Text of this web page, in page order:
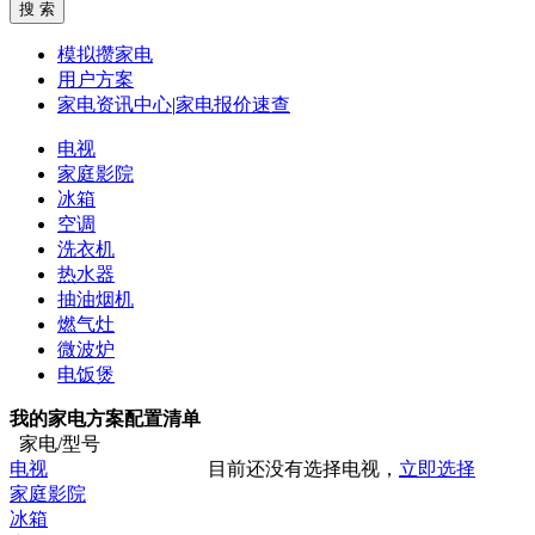
模拟攒家电
用户方案
家电资讯中心|家电报价速查
电视
家庭影院
冰箱
空调
洗衣机
热水器
抽油烟机
燃气灶
微波炉
电饭煲
我的家电方案配置清单
家电/型号
电视
目前还没有选择电视， 立即选择
家庭影院
冰箱